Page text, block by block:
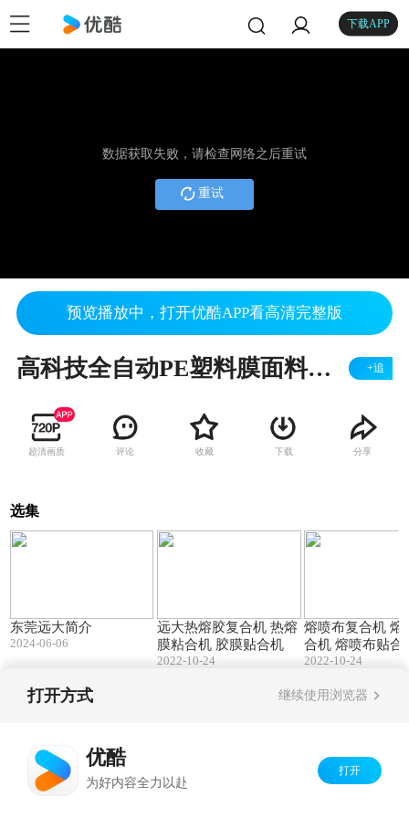
下载APP
数据获取失败，请检查网络之后重试
重试
预览播放中，打开优酷APP看高清完整版
高科技全自动PE塑料膜面料布料热熔胶膜粘合机YD-095（二维码） +追
超清画质 评论 收藏 下载 分享
选集
东莞远大简介
2024-06-06
远大热熔胶复合机 热熔
膜粘合机 胶膜贴合机
2022-10-24
熔喷布复合机 熔喷布粘
合机 熔喷布贴
2022-10-24
打开方式 继续使用浏览器
优酷
为好内容全力以赴
打开